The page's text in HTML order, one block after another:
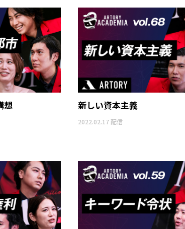
想 新しい資本主義
2022.02.17 配信